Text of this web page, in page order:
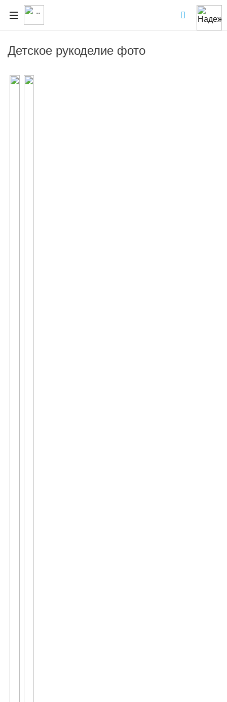
Детское рукоделие фото